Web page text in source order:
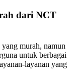
dari NCT
murah, namun
untuk berbagai
layanan yang